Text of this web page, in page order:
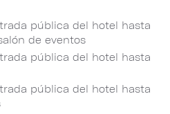
pública del hotel hasta
de eventos
pública del hotel hasta
pública del hotel hasta